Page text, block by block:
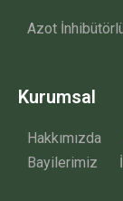
Azot
Kurumsal
Hakkımızda
Bayilerimiz